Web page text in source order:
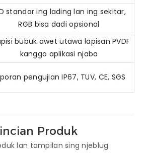
standar ing lading lan ing sekitar,
RGB bisa dadi opsional
bubuk awet utawa lapisan PVDF
kanggo aplikasi njaba
pengujian IP67, TUV, CE, SGS
Produk
lan tampilan sing njeblug